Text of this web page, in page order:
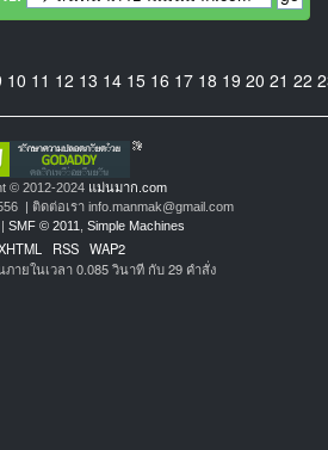
10 11 12 13 14 15 16 17 18 19 20 21 22
© 2012-2024 แม่นมาก.com
| ติดต่อเรา info.manmak@gmail.com
SMF © 2011, Simple Machines
RSS WAP2
ายในเวลา 0.085 วินาที กับ 29 คำสั่ง